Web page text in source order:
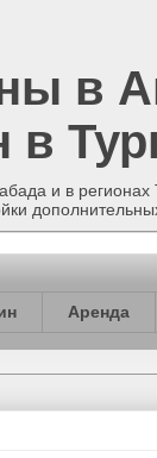
в
в
и в регионах
Аренда